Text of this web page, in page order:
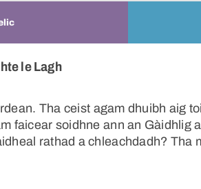
le Lagh
Tha ceist agam dhuibh aig
faicear soidhne ann an Gàidhlig
rathad a chleachdadh? Tha